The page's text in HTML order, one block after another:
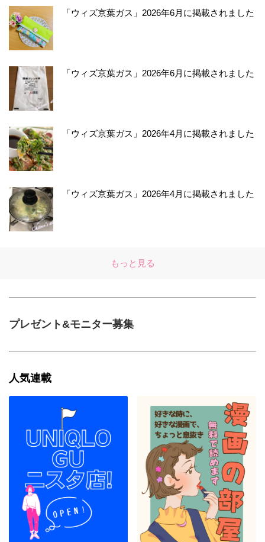
「ウィズ京葉ガス」2026年6月に掲載されました
「ウィズ京葉ガス」2026年6月に掲載されました
「ウィズ京葉ガス」2026年4月に掲載されました
「ウィズ京葉ガス」2026年4月に掲載されました
もっと見る
プレゼント&モニター募集
人気連載